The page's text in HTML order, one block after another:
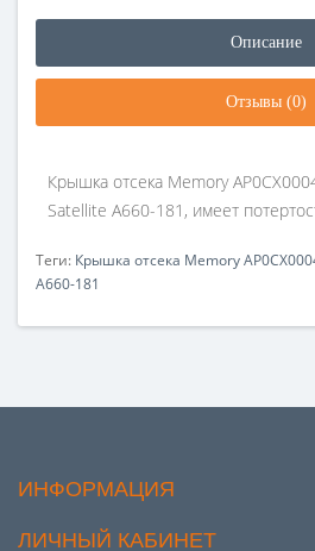
Описание
Отзывы (0)
Крышка отсека Memory
Satellite A660-181, имеет
Теги: Крышка отсека Memory
A660-181
ИНФОРМАЦИЯ
ЛИЧНЫЙ КАБИНЕТ